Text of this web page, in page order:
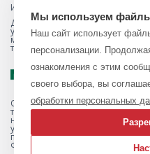
Информация на сайте не
Для получения подробной
указанных товаров и (или)
менеджеру сайта с помощью
телефону 8 (423) 201-25-05
Обращаем ваше внимание на то,
также вся информация о
носит исключительно
условиях не является
положениями Статьи 437
Федерации.
Мы используем
Наш сайт использует
персонализации.
ознакомления с этим
своего выбора, вы
обработки персональных